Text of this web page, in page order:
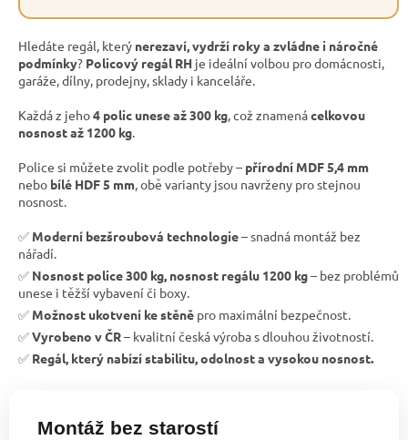
Hledáte regál, který nerezaví, vydrží roky a zvládne i náročné
podmínky? Policový regál RH je ideální volbou pro domácnosti,
garáže, dílny, prodejny, sklady i kanceláře.
Každá z jeho4 polic unese až 300 kg, což znamenácelkovou
nosnost až 1200 kg.
Police si můžete zvolit podle potřeby – přírodní MDF 5,4 mm
nebo bílé HDF 5 mm, obě varianty jsou navrženy pro stejnou
nosnost.
✅ Moderní bezšroubová technologie– snadná montáž bez
nářadí.
✅ Nosnost police 300 kg, nosnost regálu 1200 kg– bez problémů
unese i těžší vybavení či boxy.
✅ Možnost ukotvení ke stěně pro maximální bezpečnost.
✅Vyrobeno v ČR– kvalitní česká výroba s dlouhou životností.
✅ Regál, který nabízí stabilitu, odolnost a vysokou nosnost.
Montáž bez starostí